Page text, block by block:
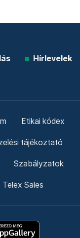
Hírlevelek
Etikai kódex
tájékoztató
Szabályzatok
Telex Sales